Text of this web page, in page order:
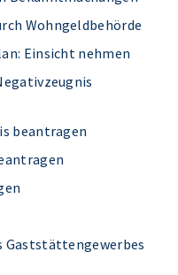
Wohngeldbehörde
Einsicht nehmen
beantragen
Gaststättengewerbes